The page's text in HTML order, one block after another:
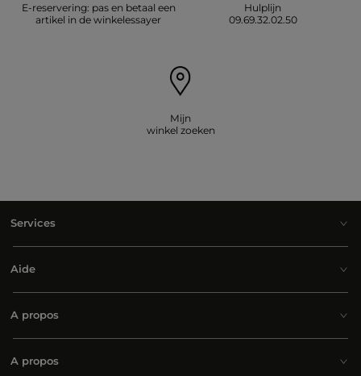
E-reservering: pas en betaal een
artikel in de winkelessayer
Hulplijn
09.69.32.02.50
Mijn
winkel zoeken
Services
Aide
A propos
A propos